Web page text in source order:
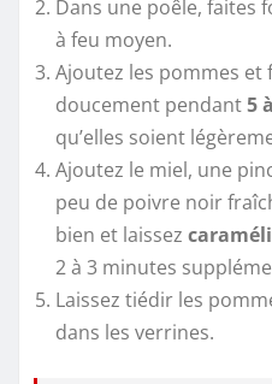
Dans une poêle, faites
à feu moyen.
Ajoutez les pommes et
doucement pendant5
qu’elles soient
Ajoutez le miel, une
peu de poivre noir
bien et laissez
2 à 3 minutes
Laissez tiédir les
dans les verrines.